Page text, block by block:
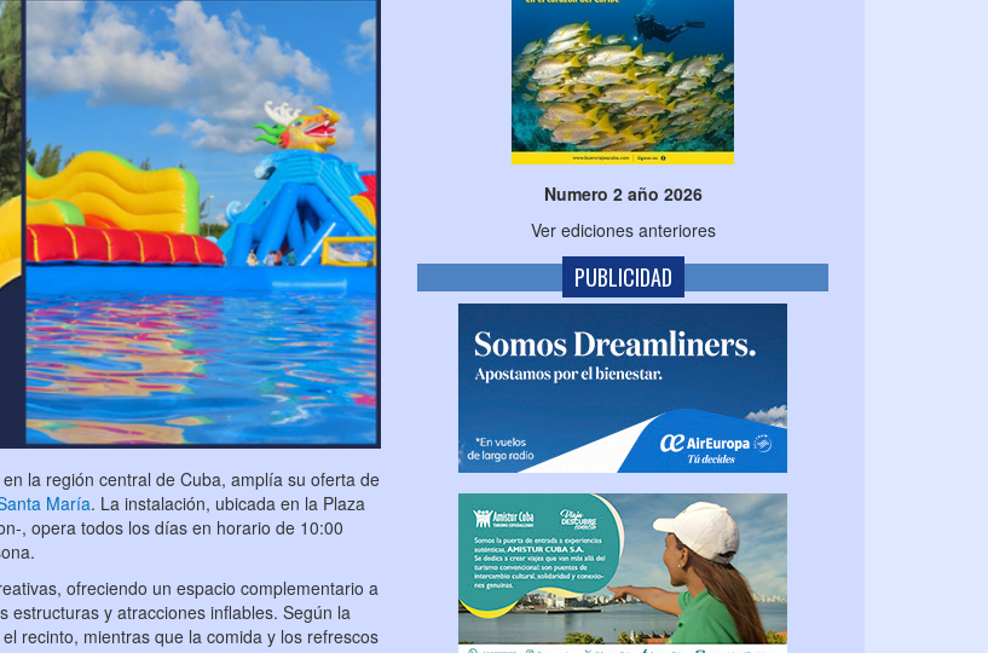
la región central de Cuba, amplía su oferta de
María. La instalación, ubicada en la Plaza
, opera todos los días en horario de 10:00
ofreciendo un espacio complementario a
estructuras y atracciones inflables. Según la
recinto, mientras que la comida y los refrescos
Numero 2 año 2026
Ver ediciones anteriores
PUBLICIDAD